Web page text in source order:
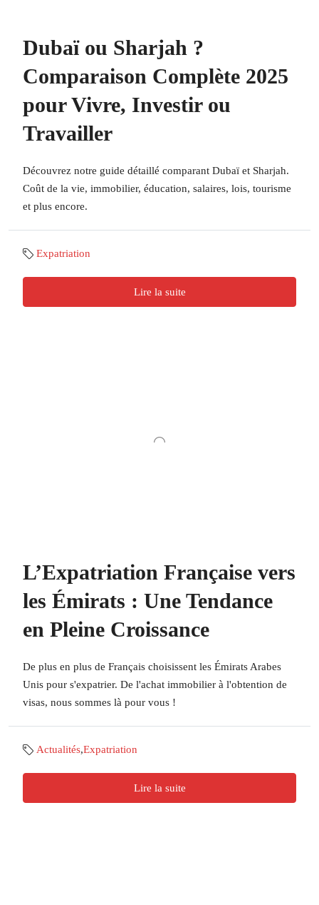
Dubaï ou Sharjah ?
Comparaison Complète 2025
pour Vivre, Investir ou
Travailler
Découvrez notre guide détaillé comparant Dubaï et Sharjah.
Coût de la vie, immobilier, éducation, salaires, lois, tourisme
et plus encore.
Expatriation
Lire la suite
L’Expatriation Française vers
les Émirats : Une Tendance
en Pleine Croissance
De plus en plus de Français choisissent les Émirats Arabes
Unis pour s'expatrier. De l'achat immobilier à l'obtention de
visas, nous sommes là pour vous !
Actualités,Expatriation
Lire la suite